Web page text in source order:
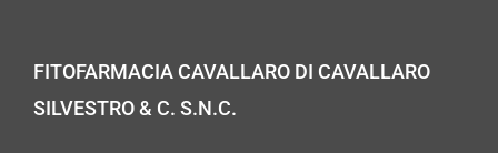
FITOFARMACIA CAVALLARO DI CAVALLARO
SILVESTRO & C. S.N.C.